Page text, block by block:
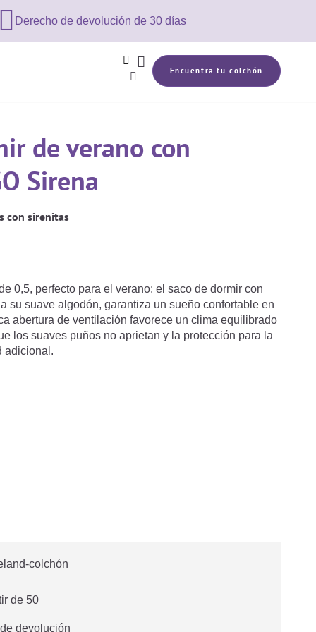
Derecho de devolución de 30 días



Encuentra tu colchón
de verano con
Sirena
con sirenitas
0,5, perfecto para el verano: el saco de dormir con
su suave algodón, garantiza un sueño confortable en
abertura de ventilación favorece un clima equilibrado
los suaves puños no aprietan y la protección para la
adicional.
de 50
devolución